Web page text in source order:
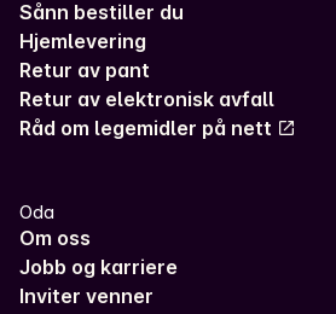
Sånn bestiller du
Hjemlevering
Retur av pant
Retur av elektronisk avfall
Råd om legemidler på nett
Oda
Om oss
Jobb og karriere
Inviter venner